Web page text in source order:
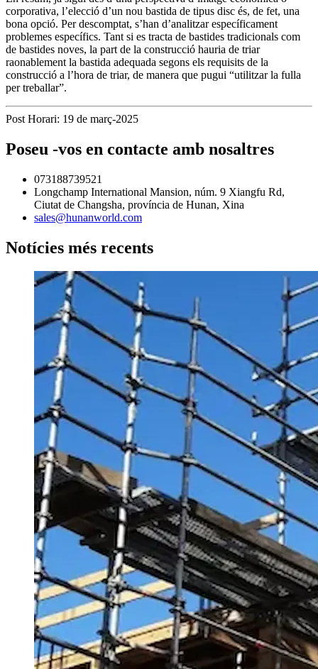
corporativa, l’elecció d’un nou bastida de tipus disc és, de fet, una
bona opció. Per descomptat, s’han d’analitzar específicament
problemes específics. Tant si es tracta de bastides tradicionals com
de bastides noves, la part de la construcció hauria de triar
raonablement la bastida adequada segons els requisits de la
construcció a l’hora de triar, de manera que pugui “utilitzar la fulla
per treballar”.
Post Horari: 19 de març-2025
Poseu -vos en contacte amb nosaltres
073188739521
Longchamp International Mansion, núm. 9 Xiangfu Rd,
Ciutat de Changsha, província de Hunan, Xina
sales@hunanworld.com
Notícies més recents